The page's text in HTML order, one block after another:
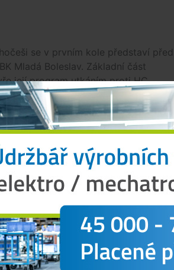
se v prvním kole představí před
Mladá Boleslav. Základní část
její program utkáním proti HC
přestávky.
během Finských her.
a Švédské hry od 8. do 14. února
pak může být případný sedmý
30. dubna 2027.
dílčích změn v závislosti na
klubů například kvůli účasti klubů
naleznete na stránkách klubu.